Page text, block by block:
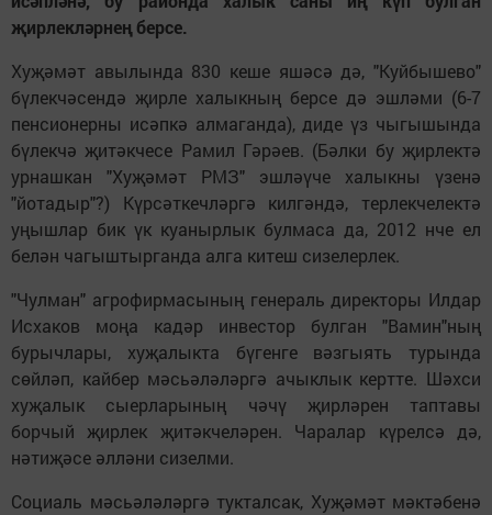
җирлекләрнең берсе.
Хуҗәмәт авылында 830 кеше яшәсә дә, "Куйбышево"
бүлекчәсендә җирле халыкның берсе дә эшләми (6-7
пенсионерны исәпкә алмаганда), диде үз чыгышында
бүлекчә җитәкчесе Рамил Гәрәев. (Бәлки бу җирлектә
урнашкан "Хуҗәмәт РМЗ" эшләүче халыкны үзенә
"йотадыр"?) Күрсәткечләргә килгәндә, терлекчелектә
уңышлар бик үк куанырлык булмаса да, 2012 нче ел
белән чагыштырганда алга китеш сизелерлек.
"Чулман" агрофирмасының генераль директоры Илдар
Исхаков моңа кадәр инвестор булган "Вамин"ның
бурычлары, хуҗалыкта бүгенге вәзгыять турында
сөйләп, кайбер мәсьәләләргә ачыклык кертте. Шәхси
хуҗалык сыерларының чәчү җирләрен таптавы
борчый җирлек җитәкчеләрен. Чаралар күрелсә дә,
нәтиҗәсе әлләни сизелми.
Социаль мәсьәләләргә тукталсак, Хуҗәмәт мәктәбенә